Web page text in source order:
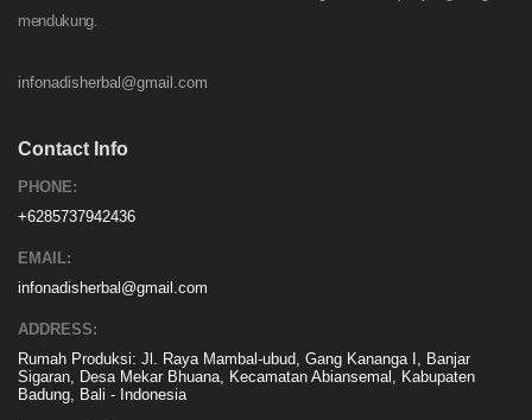
mendukung.
infonadisherbal@gmail.com
Contact Info
PHONE:
+6285737942436
EMAIL:
infonadisherbal@gmail.com
ADDRESS:
Rumah Produksi: Jl. Raya Mambal-ubud, Gang Kananga I, Banjar
Sigaran, Desa Mekar Bhuana, Kecamatan Abiansemal, Kabupaten
Badung, Bali - Indonesia